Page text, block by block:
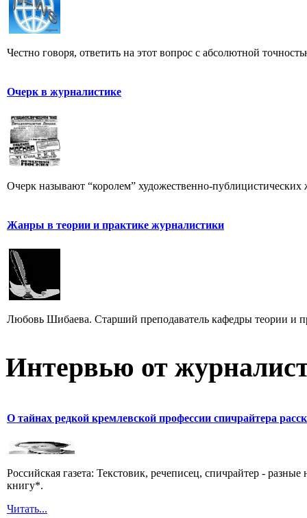
Честно говоря, ответить на этот вопрос с абсолютной
Очерк в журналистике
Очерк называют “королем” художественно-публицистических
Жанры в теории и практике журналистики
Любовь Шибаева. Старший преподаватель кафедры теории и
Интервью от
О тайнах редкой кремлевской профессии спичрайтера
Российская газета: Текстовик, речеписец, спичрайтер -
книгу*.
Читать...